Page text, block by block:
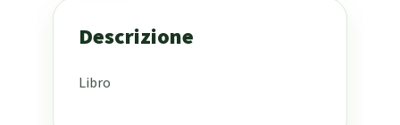
Descrizione
Libro